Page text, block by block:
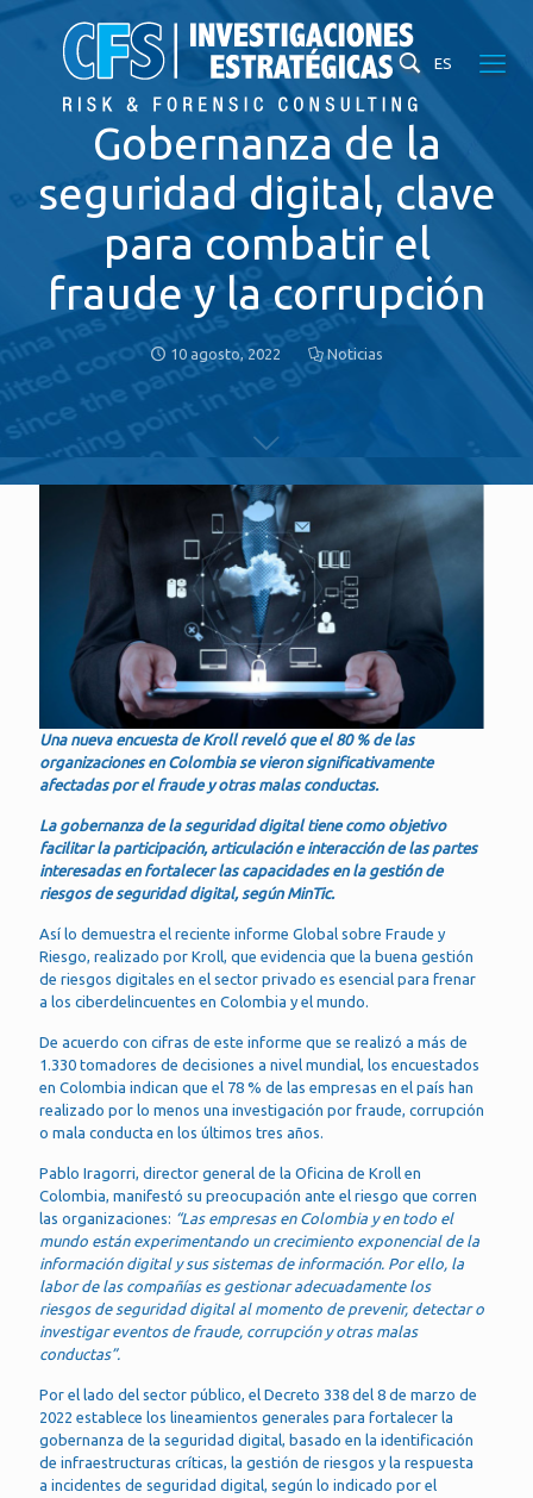
ES
Gobernanza de la
seguridad digital, clave
para combatir el
fraude y la corrupción
10 agosto, 2022 Noticias
Una nueva encuesta de Kroll reveló que el 80 % de las
organizaciones en Colombia se vieron significativamente
afectadas por el fraude y otras malas conductas.
La gobernanza de la seguridad digital tiene como objetivo
facilitar la participación, articulación e interacción de las partes
interesadas en fortalecer las capacidades en la gestión de
riesgos de seguridad digital, según MinTic.
Así lo demuestra el reciente informe Global sobre Fraude y
Riesgo, realizado por Kroll, que evidencia que la buena gestión
de riesgos digitales en el sector privado es esencial para frenar
a los ciberdelincuentes en Colombia y el mundo.
De acuerdo con cifras de este informe que se realizó a más de
1.330 tomadores de decisiones a nivel mundial, los encuestados
en Colombia indican que el 78 % de las empresas en el país han
realizado por lo menos una investigación por fraude, corrupción
o mala conducta en los últimos tres años.
Pablo Iragorri, director general de la Oficina de Kroll en
Colombia, manifestó su preocupación ante el riesgo que corren
las organizaciones: “Las empresas en Colombia y en todo el
mundo están experimentando un crecimiento exponencial de la
información digital y sus sistemas de información. Por ello, la
labor de las compañías es gestionar adecuadamente los
riesgos de seguridad digital al momento de prevenir, detectar o
investigar eventos de fraude, corrupción y otras malas
conductas”.
Por el lado del sector público, el Decreto 338 del 8 de marzo de
2022 establece los lineamientos generales para fortalecer la
gobernanza de la seguridad digital, basado en la identificación
de infraestructuras críticas, la gestión de riesgos y la respuesta
a incidentes de seguridad digital, según lo indicado por el